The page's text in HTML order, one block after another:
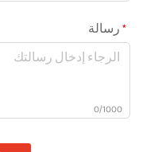
رسالة
0/1000